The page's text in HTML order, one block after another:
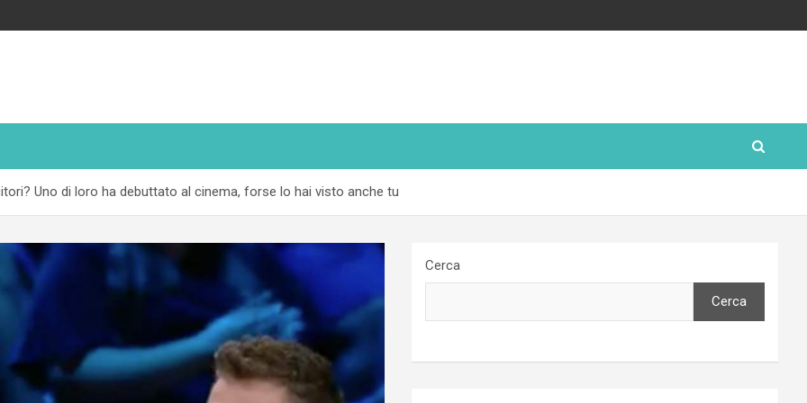
Uno di loro ha debuttato al cinema, forse lo hai visto anche tu
Cerca
Cerca